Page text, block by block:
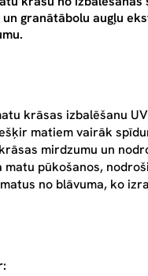
un granātābolu augļu
krāsas izbalēšanu
matiem vairāk
mirdzumu un
matu pūkošanos,
no blāvuma, ko